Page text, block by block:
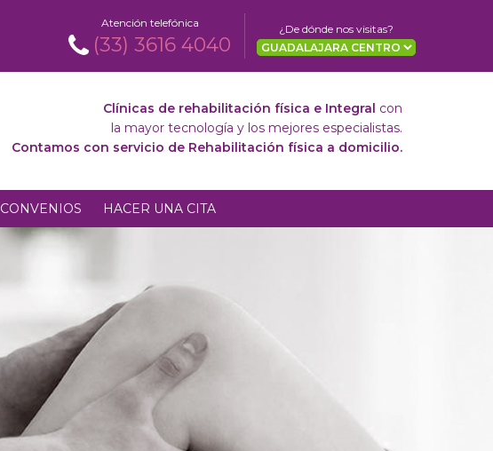
Atención telefónica
(33) 3616 4040
¿De dónde nos visitas?
Clínicas de rehabilitación física e Integral con
la mayor tecnología y los mejores especialistas.
Contamos con servicio de Rehabilitación física a domicilio.
CONVENIOS HACER UNA CITA